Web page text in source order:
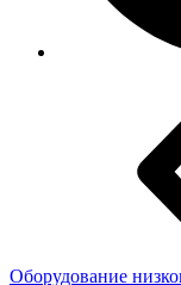
Оборудование